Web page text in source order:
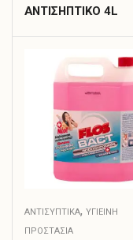
ΑΝΤΙΣΗΠΤΙΚΟ 4L
ΑΝΤΙΣΥΠΤΙΚΆ, ΥΓΙΕΙΝΗ
ΠΡΟΣΤΑΣΙΑ